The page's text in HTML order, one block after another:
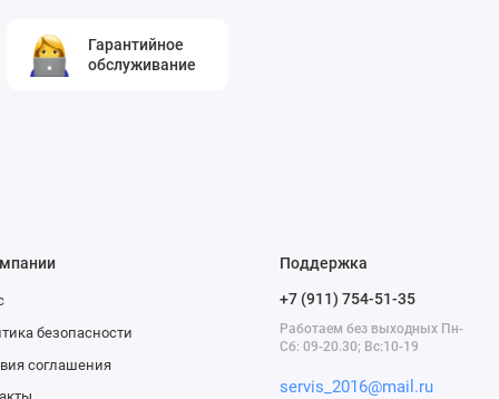
Гарантийное
обслуживание
безопасности
соглашения
Поддержка
+7 (911) 754-51-35
Работаем без выходных Пн-
Сб: 09-20.30; Вс:10-19
servis_2016@mail.ru